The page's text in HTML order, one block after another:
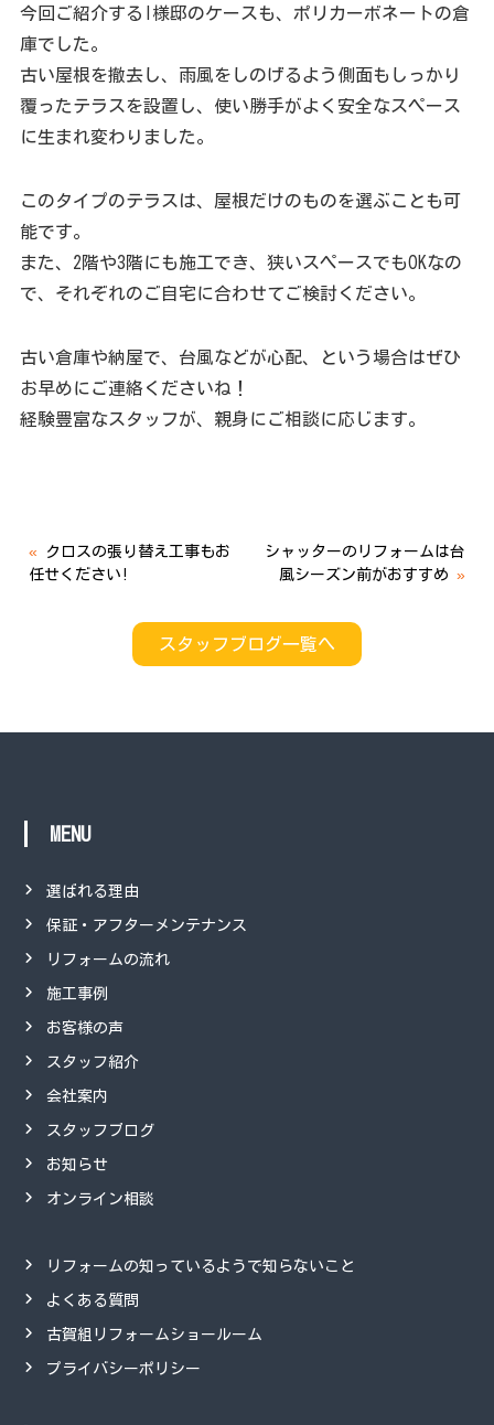
今回ご紹介するI様邸のケースも、ポリカーボネートの倉
庫でした。
古い屋根を撤去し、雨風をしのげるよう側面もしっかり
覆ったテラスを設置し、使い勝手がよく安全なスペース
に生まれ変わりました。
このタイプのテラスは、屋根だけのものを選ぶことも可
能です。
また、2階や3階にも施工でき、狭いスペースでもOKなの
で、それぞれのご自宅に合わせてご検討ください。
古い倉庫や納屋で、台風などが心配、という場合はぜひ
お早めにご連絡くださいね！
経験豊富なスタッフが、親身にご相談に応じます。
«
クロスの張り替え工事もお
任せください!
シャッターのリフォームは台
風シーズン前がおすすめ »
スタッフブログ一覧へ
MENU
選ばれる理由
保証・アフターメンテナンス
リフォームの流れ
施工事例
お客様の声
スタッフ紹介
会社案内
スタッフブログ
お知らせ
オンライン相談
リフォームの知っているようで知らないこと
よくある質問
古賀組リフォームショールーム
プライバシーポリシー